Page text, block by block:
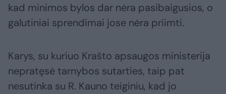
kad minimos bylos dar nėra pasibaigusios, o
galutiniai sprendimai jose nėra priimti.
Karys, su kuriuo Krašto apsaugos ministerija
nepratęsė tarnybos sutarties, taip pat
nesutinka su R. Kauno teiginiu, kad jo